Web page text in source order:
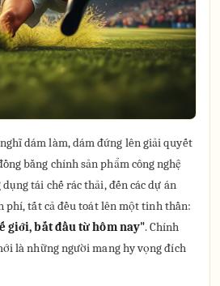
dám làm, dám đứng lên giải quyết
bằng chính sản phẩm công nghệ
tái chế rác thải, đến các dự án
phí, tất cả đều toát lên một tinh thần:
giới, bắt đầu từ hôm nay". Chính
là những người mang hy vọng đích